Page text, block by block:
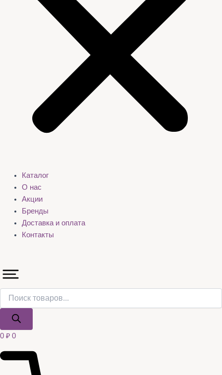
Каталог
О нас
Акции
Бренды
Доставка и оплата
Контакты
0 ₽ 0